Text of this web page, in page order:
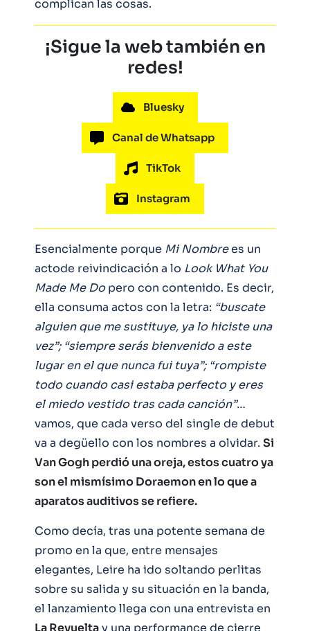
complican las cosas.
¡Sigue la web también en
redes!
Bluesky
Canal de Whatsapp
TikTok
Instagram
Esencialmente porque Mi Nombrees un
actode reivindicación a lo Look What You
Made Me Dopero con contenido. Es decir,
ella consuma actos con la letra: “buscate
alguien que me sustituye, ya lo hiciste una
vez”; “siempre serás bienvenido a este
lugar en el que nunca fui tuya”; “rompiste
todo cuando casi estaba perfecto y eres
el miedo vestido tras cada canción”…
vamos, que cada verso del single de debut
va a degüello con los nombres a olvidar. Si
Van Gogh perdió una oreja, estos cuatro ya
son el mismísimo Doraemon en lo que a
aparatos auditivos se refiere.
Como decía, tras una potente semana de
promo en la que, entre mensajes
elegantes, Leire ha ido soltando perlitas
sobre su salida y su situación en la banda,
el lanzamiento llega con una entrevista en